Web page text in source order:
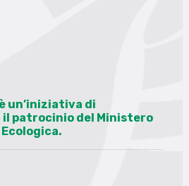
un’iniziativa di
il patrocinio del Ministero